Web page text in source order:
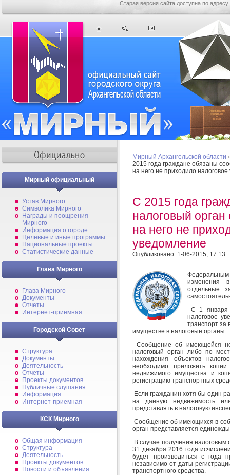
Старая версия сайта доступна по адресу
Мирный официальный
Устав Мирного
Символика Мирного
Награды и поощрения
Мирного
Информация о городе
Целевые и иные программы
Национальные проекты
Статистические данные
Глава Мирного
Глава Мирного
Документы
Отчеты
Интернет-приемная
Городской Совет
Структура
Документы
Деятельность
Отчеты
Проекты документов
Публичные слушания
Информация
Интернет-приемная
КСК Мирного
Общая информация
Структура
Деятельность
Проекты документов
Новости и объявления
Мирный Архангельской области
2015 года граждане обязаны
на него не приходило
С 2015 года
налоговый
на него не
уведомление
Опубликовано: 1-06-2015, 17:13
изменения
отдельные
С 1 января
налоговое
транспорт за
имуществе в налоговые органы.
Сообщение об имеющейся
налоговый орган либо по
нахождения объектов
необходимо приложить
недвижимого имущества и
регистрацию транспортных
Если гражданин хотя бы один
на данную недвижимость
представлять в налоговую
Сообщение об имеющихся в
орган представляется
В случае получения налоговым
31 декабря 2016 года
будет производиться с года
независимо от даты
транспортного средства.